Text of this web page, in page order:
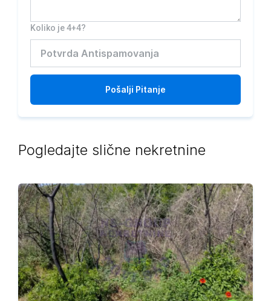
Koliko je 4+4?
Pošalji Pitanje
Pogledajte slične nekretnine